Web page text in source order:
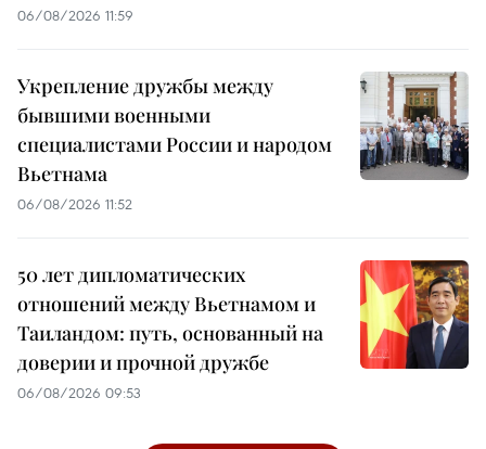
06/08/2026 11:59
Укрепление дружбы между
бывшими военными
специалистами России и народом
Вьетнама
06/08/2026 11:52
50 лет дипломатических
отношений между Вьетнамом и
Таиландом: путь, основанный на
доверии и прочной дружбе
06/08/2026 09:53